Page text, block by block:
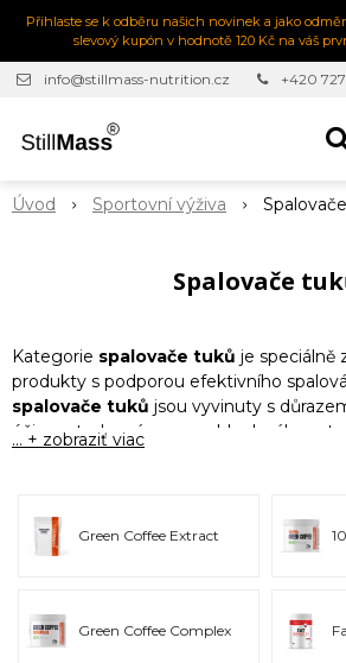
Přihlaste se k odběru našich novinek a jako
slevový kupón v hodnotě 120 Kč na váš
info@stillmass-nutrition.cz
+420
Úvod Sportovní výživa
Spalovače
Kategorie spalovače tuků je speciálně
produkty s podporou efektivního
spalovače tuků jsou vyvinuty s
účinnost, aby vám pomohly dosáhnout
kategorii podporuje metabolismus,
přispívá k efektivní
redukci tělesného
potřebám. Vyberte si ten správný
... + zobraziť viac
Green Coffee Extract
Green Coffee Complex